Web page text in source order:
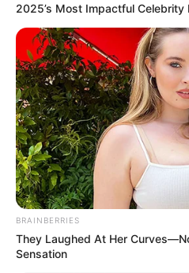
2025’s Most Impactful Celebrity
BRAINBERRIES
They Laughed At Her
Sensation